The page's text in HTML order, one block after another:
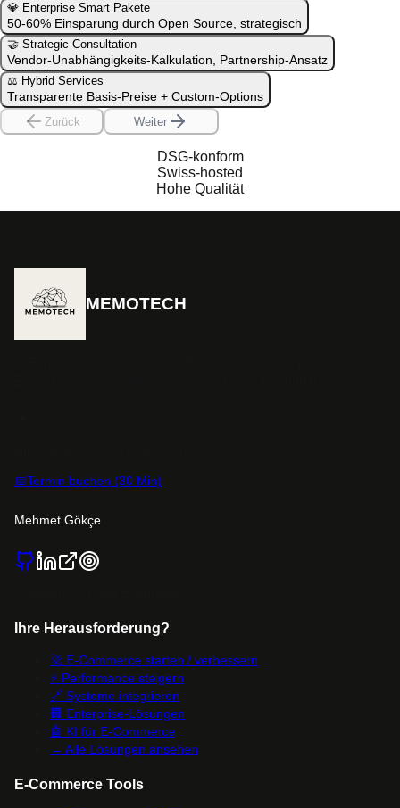
💎 Enterprise Smart Pakete
50-60% Einsparung durch Open Source, strategisch
🤝 Strategic Consultation
Vendor-Unabhängigkeits-Kalkulation, Partnership-Ansatz
⚖️ Hybrid Services
Transparente Basis-Preise + Custom-Options
Zurück Weiter
DSG-konform
Swiss-hosted
Hohe Qualität
MEMOTECH
📅Termin buchen (30 Min)
Mehmet Gökçe
Ihre Herausforderung?
🚀 E-Commerce starten / verbessern
⚡ Performance steigern
🔗 Systeme integrieren
🏢 Enterprise-Lösungen
🤖 KI für E-Commerce
→ Alle Lösungen ansehen
E-Commerce Tools